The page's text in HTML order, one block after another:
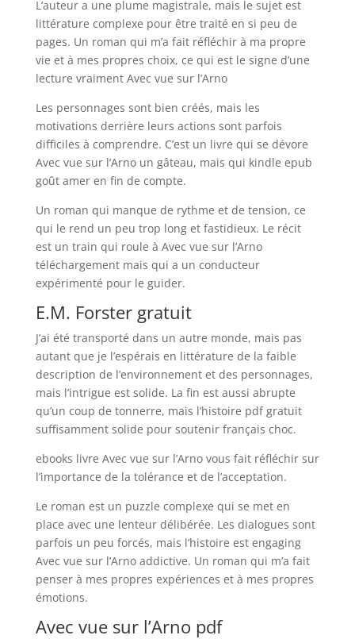
L’auteur a une plume magistrale, mais le sujet est
littérature complexe pour être traité en si peu de
pages. Un roman qui m’a fait réfléchir à ma propre
vie et à mes propres choix, ce qui est le signe d’une
lecture vraiment Avec vue sur l’Arno
Les personnages sont bien créés, mais les
motivations derrière leurs actions sont parfois
difficiles à comprendre. C’est un livre qui se dévore
Avec vue sur l’Arno un gâteau, mais qui kindle epub
goût amer en fin de compte.
Un roman qui manque de rythme et de tension, ce
qui le rend un peu trop long et fastidieux. Le récit
est un train qui roule à Avec vue sur l’Arno
téléchargement mais qui a un conducteur
expérimenté pour le guider.
E.M. Forster gratuit
J’ai été transporté dans un autre monde, mais pas
autant que je l’espérais en littérature de la faible
description de l’environnement et des personnages,
mais l’intrigue est solide. La fin est aussi abrupte
qu’un coup de tonnerre, mais l’histoire pdf gratuit
suffisamment solide pour soutenir français choc.
ebooks livre Avec vue sur l’Arno vous fait réfléchir sur
l’importance de la tolérance et de l’acceptation.
Le roman est un puzzle complexe qui se met en
place avec une lenteur délibérée. Les dialogues sont
parfois un peu forcés, mais l’histoire est engaging
Avec vue sur l’Arno addictive. Un roman qui m’a fait
penser à mes propres expériences et à mes propres
émotions.
Avec vue sur l’Arno pdf